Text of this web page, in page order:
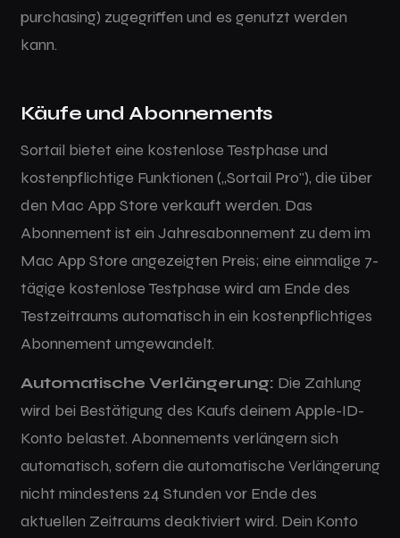
purchasing) zugegriffen und es genutzt werden
kann.
Käufe und Abonnements
Sortail bietet eine kostenlose Testphase und
kostenpflichtige Funktionen („Sortail Pro"), die über
den Mac App Store verkauft werden. Das
Abonnement ist ein Jahresabonnement zu dem im
Mac App Store angezeigten Preis; eine einmalige 7-
tägige kostenlose Testphase wird am Ende des
Testzeitraums automatisch in ein kostenpflichtiges
Abonnement umgewandelt.
Automatische Verlängerung: Die Zahlung
wird bei Bestätigung des Kaufs deinem Apple-ID-
Konto belastet. Abonnements verlängern sich
automatisch, sofern die automatische Verlängerung
nicht mindestens 24 Stunden vor Ende des
aktuellen Zeitraums deaktiviert wird. Dein Konto